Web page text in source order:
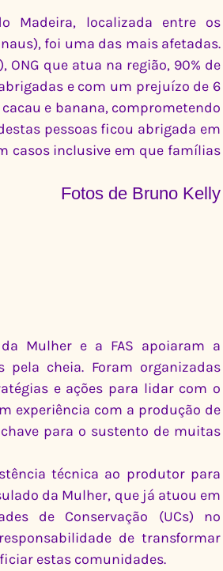
Madeira, localizada entre os
foi uma das mais afetadas.
ONG que atua na região, 90% de
e com um prejuízo de 6
e banana, comprometendo
pessoas ficou abrigada em
casos inclusive em que famílias
Fotos de Bruno Kelly
Mulher e a FAS apoiaram a
pela cheia. Foram organizadas
e ações para lidar com o
experiência com a produção de
para o sustento de muitas
técnica ao produtor para
da Mulher, que já atuou em
de Conservação (UCs) no
de transformar
estas comunidades.